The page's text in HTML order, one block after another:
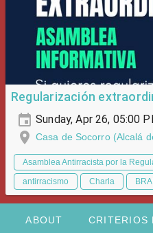
Regularización
Sunday, Apr 26, 05:00
Casa de Socorro (Alcalá
Asamblea Antirracista por la
antirracismo
Charla
ABOUT CRITERIOS